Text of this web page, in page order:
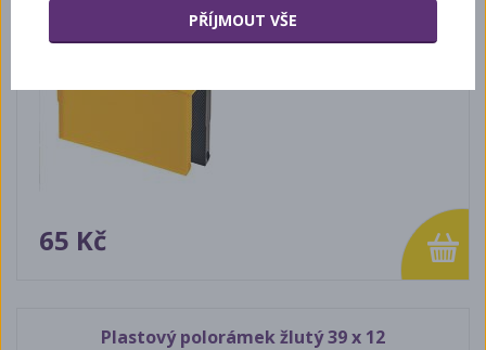
65 Kč
Plastový polorámek žlutý 39 x 12
PŘÍJMOUT VŠE